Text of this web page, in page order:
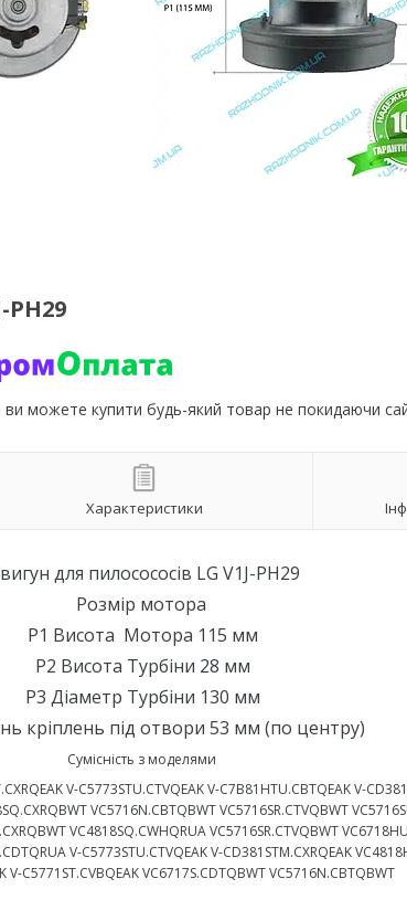
PH29
ви можете купити будь-який товар не покидаючи
Характеристики
для пилосососів LG V1J-PH29
Розмір мотора
P1 Висота Мотора 115 мм
P2 Висота Турбіни 28 мм
P3 Діаметр Турбіни 130 мм
кріплень під отвори 53 мм (по центру)
Сумісність з моделями
V-C5773STU.CTVQEAK V-C7B81HTU.CBTQEAK V-
VC5716N.CBTQBWT VC5716SR.CTVQBWT
VC4818SQ.CWHQRUA VC5716SR.CTVQBWT
V-C5773STU.CTVQEAK V-CD381STM.CXRQEAK
V-C5771ST.CVBQEAK VC6717S.CDTQBWT VC5716N.CBTQBWT